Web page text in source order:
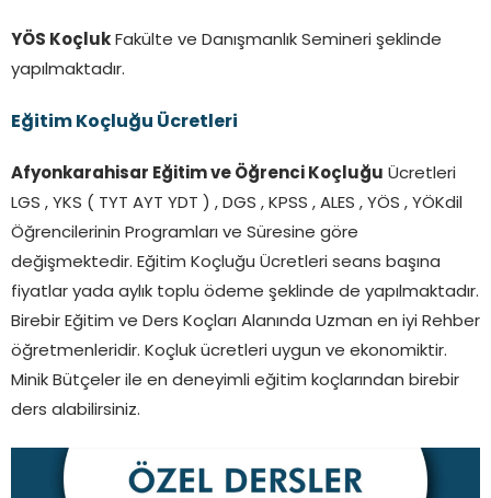
YÖS Koçluk Fakülte ve Danışmanlık Semineri şeklinde
yapılmaktadır.
Eğitim Koçluğu Ücretleri
Afyonkarahisar Eğitim ve Öğrenci Koçluğu Ücretleri
LGS , YKS ( TYT AYT YDT ) , DGS , KPSS , ALES , YÖS , YÖKdil
Öğrencilerinin Programları ve Süresine göre
değişmektedir. Eğitim Koçluğu Ücretleri seans başına
fiyatlar yada aylık toplu ödeme şeklinde de yapılmaktadır.
Birebir Eğitim ve Ders Koçları Alanında Uzman en iyi Rehber
öğretmenleridir. Koçluk ücretleri uygun ve ekonomiktir.
Minik Bütçeler ile en deneyimli eğitim koçlarından birebir
ders alabilirsiniz.